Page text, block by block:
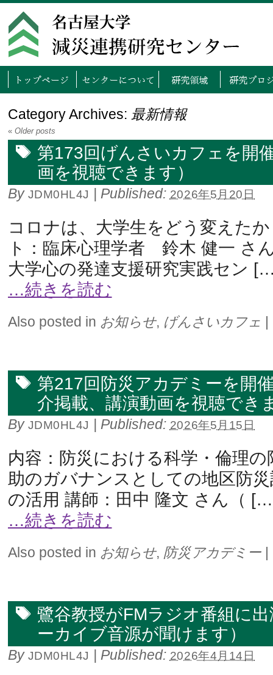
トップページ センタ
Category Archives: 最新情報
«Older posts
第173回げんさいカフェを開
画を視聴できます）
By JDM0HL4J | Published: 2026年5月20日
コロナは、大学生をどう変えた
ト：臨床心理学者 鈴木 健一 さ
大学心の発達支援研究実践セン
…続きを読む
Also posted in お知らせ, げんさいカフェ |
第217回防災アカデミーを開
介掲載、講演動画を視聴でき
By JDM0HL4J | Published: 2026年5月15日
内容：防災における科学・倫理の
助のガバナンスとしての地区防
の活用 講師：田中 隆文 さん（
…続きを読む
Also posted in お知らせ, 防災アカデミー |
鷺谷教授がFMラジオ番組に
ーカイブ音源が聞けます）
By JDM0HL4J | Published: 2026年4月14日